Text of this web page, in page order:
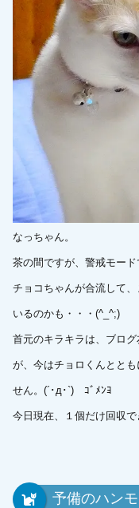
なっちゃん。
茶の間ですが、警戒モード
チョコちゃんが合流して
いるのかも・・・(^_^;)
首元のキラキラは、ブロ
が、今はチョロくんとと
せん。(´･д･`)ゞｺﾞﾒﾝﾖ
今日現在、１個だけ回収
予備のハン